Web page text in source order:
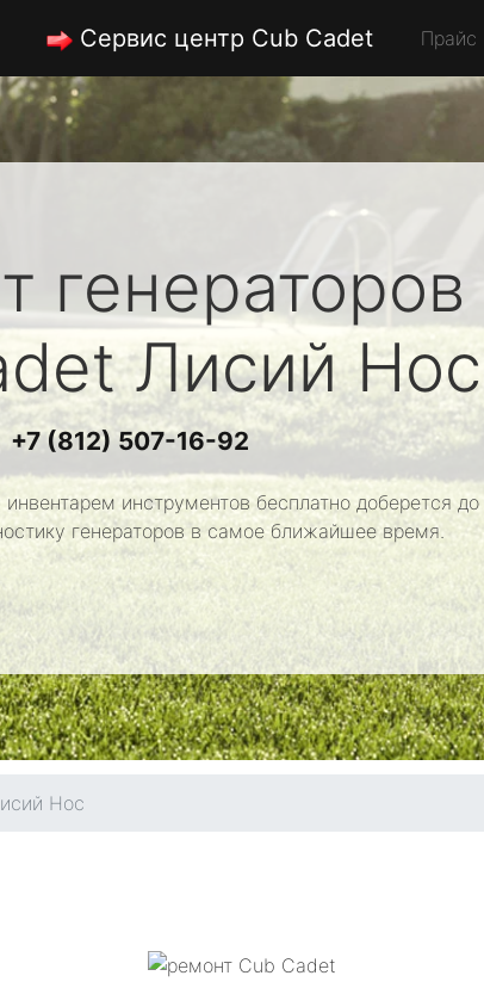
Сервис центр Cub Cadet Прайс
генераторов
Лисий Нос
+7 (812) 507-16-92
инструментов бесплатно доберется до
генераторов в самое ближайшее время.
Нос